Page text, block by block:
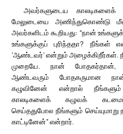
அவர்களுடைய காலடிகளைக்
மேலுடையை அணிந்துகொண்டு
அவர்களிடம் கூறியது: “நான்
உங்களுக்குப் புரிந்ததா? நீங்கள்
‘ஆண்டவர்’ என்றும் அழைக்கிறீர்கள்.
முறையே. நான்
ஆண்டவரும் போதகருமான
கழுவினேன் என்றால்
காலடிகளைக் கழுவக்
செய்ததுபோல நீங்களும் செய்யுமாறு
காட்டினேன்” என்றார்.